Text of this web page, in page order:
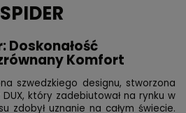
Doskonałość
Komfort
szwedzkiego designu, stworzona
który zadebiutował na rynku w
zdobył uznanie na całym świecie.